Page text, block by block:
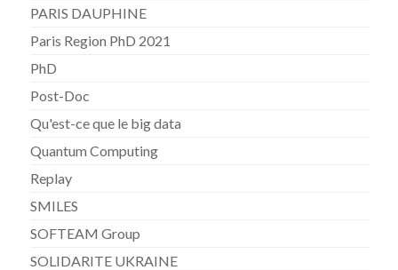
PARIS DAUPHINE
Paris Region PhD 2021
PhD
Post-Doc
Qu'est-ce que le big data
Quantum Computing
Replay
SMILES
SOFTEAM Group
SOLIDARITE UKRAINE